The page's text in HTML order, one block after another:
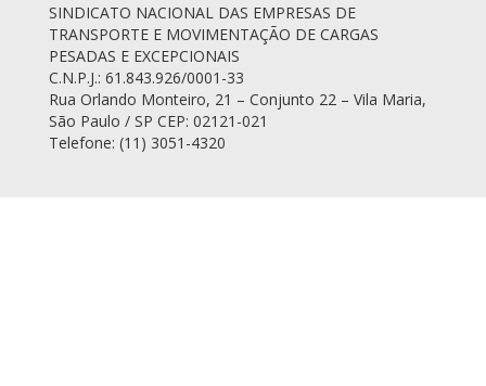
SINDICATO NACIONAL DAS EMPRESAS DE
TRANSPORTE E MOVIMENTAÇÃO DE CARGAS
PESADAS E EXCEPCIONAIS
C.N.P.J.: 61.843.926/0001-33
Rua Orlando Monteiro, 21 – Conjunto 22 – Vila Maria,
São Paulo / SP CEP: 02121-021
Telefone: (11) 3051-4320